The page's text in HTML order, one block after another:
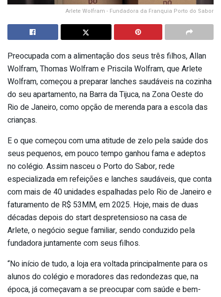
Arlete Wolfram - Fundadora da Franquia Porto do Sabor
Preocupada com a alimentação dos seus três filhos, Allan
Wolfram, Thomas Wolfram e Priscila Wolfram, que Arlete
Wolfram, começou a preparar lanches saudáveis na cozinha
do seu apartamento, na Barra da Tijuca, na Zona Oeste do
Rio de Janeiro, como opção de merenda para a escola das
crianças.
E o que começou com uma atitude de zelo pela saúde dos
seus pequenos, em pouco tempo ganhou fama e adeptos
no colégio. Assim nasceu o Porto do Sabor, rede
especializada em refeições e lanches saudáveis, que conta
com mais de 40 unidades espalhadas pelo Rio de Janeiro e
faturamento de R$ 53MM, em 2025. Hoje, mais de duas
décadas depois do start despretensioso na casa de
Arlete, o negócio segue familiar, sendo conduzido pela
fundadora juntamente com seus filhos.
“No início de tudo, a loja era voltada principalmente para os
alunos do colégio e moradores das redondezas que, na
época, já começavam a se preocupar com saúde e bem-